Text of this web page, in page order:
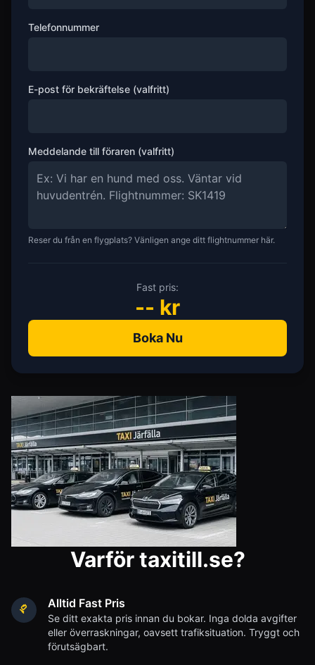
Telefonnummer
E-post för bekräftelse (valfritt)
Meddelande till föraren (valfritt)
Reser du från en flygplats? Vänligen ange ditt flightnummer här.
Fast pris:
-- kr
Boka Nu
Varför taxitill.se?
Alltid Fast Pris
Se ditt exakta pris innan du bokar. Inga dolda avgifter
eller överraskningar, oavsett trafiksituation. Tryggt och
förutsägbart.